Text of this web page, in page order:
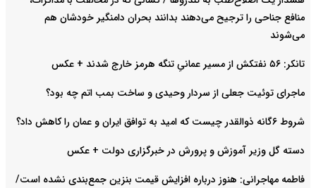
منافع جناحی را ترجیح می‌دهند بدانند بحران دامنگیر خودشان هم
می‌شوند
تانکر: ۵۶ نفتکش از مسیر عمانیِ تنگه هرمز خارج شدند + عکس
ماجرای توئیت جعلی از سردار وحیدی و ساخت بمب اتم چه بود؟
شروط ۶گانه ذوالقدر چیست که امید به توافق ایران و عمان را کاهش داد؟
دسته گل وزیر آموزش و پرورش در خبرگزاری دولت + عکس
فاطمه مهاجرانی: هنوز درباره افزایش قیمت بنزین جمع‌بندی نشده است/